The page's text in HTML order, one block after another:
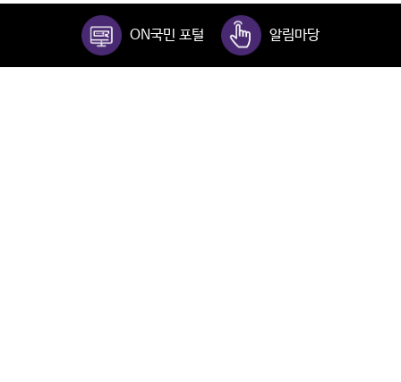
ON국민 포털 알림마당